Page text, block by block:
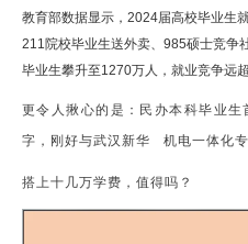
教育部数据显示，2024届高校毕业生
211院校毕业生送外卖、985硕士竞争
毕业生攀升至1270万人，就业竞争远
更令人揪心的是：民办本科毕业
字，刚好与武汉新华 机电一体化
搭上十几万学费，值得吗？